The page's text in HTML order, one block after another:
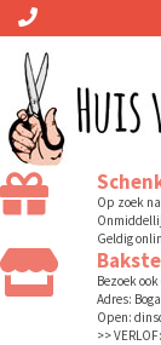
Op zoek
Geldig
Bezoek
Adres:
Open:
>>